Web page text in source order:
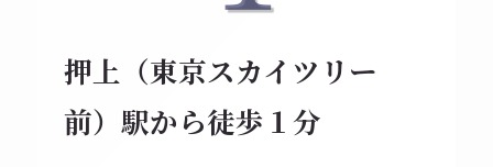
押上（東京スカイツリー
前）駅から徒歩１分